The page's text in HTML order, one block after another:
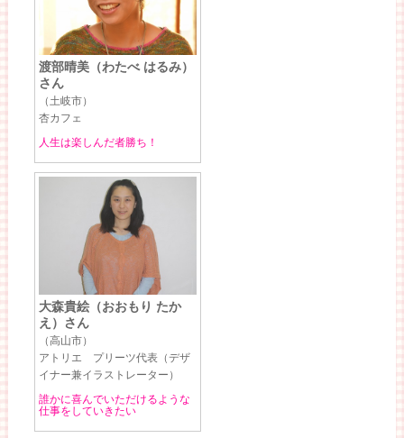
渡部晴美（わたべ はるみ）
さん
（土岐市）
杏カフェ
人生は楽しんだ者勝ち！
大森貴絵（おおもり たか
え）さん
（高山市）
アトリエ プリーツ代表（デザ
イナー兼イラストレーター）
誰かに喜んでいただけるような
仕事をしていきたい